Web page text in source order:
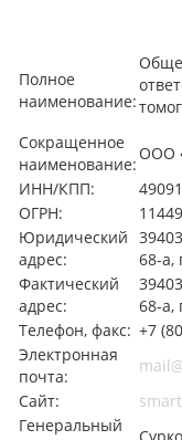
Полное
наименование:
Сокращенное
наименование:
ООО
ИНН/КПП:
ОГРН:
Юридический
адрес:
68-а,
Фактический
адрес:
68-а,
Телефон, факс: +7
Электронная
почта:
Сайт:
Генеральный